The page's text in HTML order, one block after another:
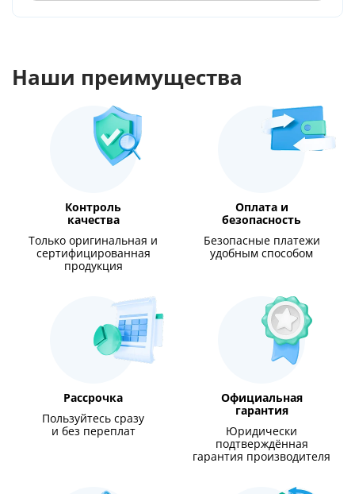
Наши преимущества
Контроль
качества
Только оригинальная и
сертифицированная
продукция
Оплата и
безопасность
Безопасные платежи
удобным способом
Рассрочка
Пользуйтесь сразу
и без переплат
Официальная
гарантия
Юридически
подтверждённая
гарантия производителя